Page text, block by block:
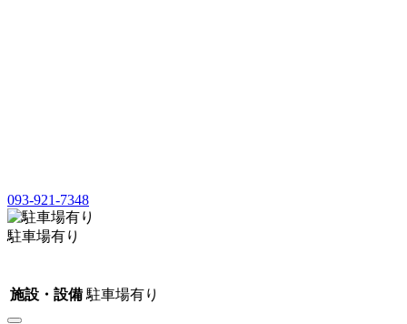
093-921-7348
駐車場有り
施設・設備 駐車場有り